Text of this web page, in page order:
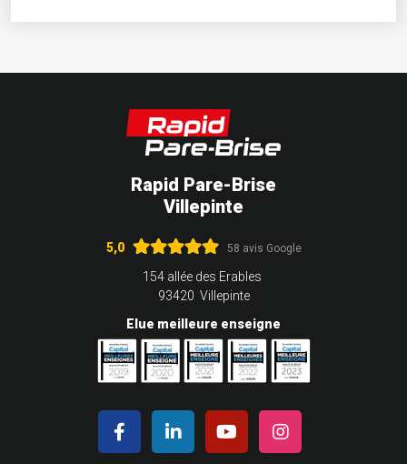
Rapid Pare-Brise
Villepinte
5,0 58 avis Google
154 allée des Erables
93420 Villepinte
Elue meilleure enseigne